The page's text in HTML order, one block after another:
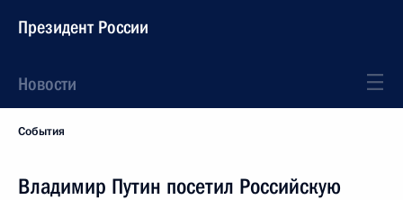
Президент России
Новости
События
Владимир Путин посетил Российскую